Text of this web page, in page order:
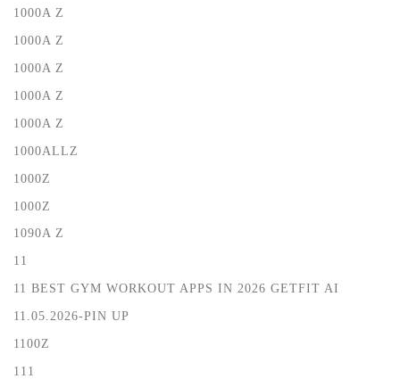
1000A Z
1000A Z
1000A Z
1000A Z
1000A Z
1000ALLZ
1000Z
1000Z
1090A Z
11
11 BEST GYM WORKOUT APPS IN 2026 GETFIT AI
11.05.2026-PIN UP
1100Z
111